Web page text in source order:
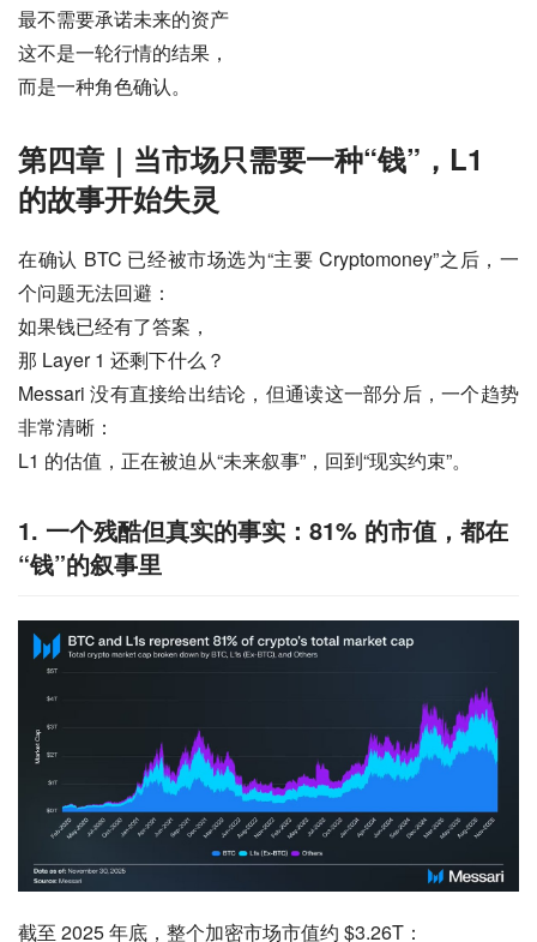
最不需要承诺未来的资产
这不是一轮行情的结果，
而是一种角色确认。
第四章｜当市场只需要一种“钱”，L1
的故事开始失灵
在确认 BTC 已经被市场选为“主要 Cryptomoney”之后，一
个问题无法回避：
如果钱已经有了答案，
那 Layer 1 还剩下什么？
Messari 没有直接给出结论，但通读这一部分后，一个趋势
非常清晰：
L1 的估值，正在被迫从“未来叙事”，回到“现实约束”。
1. 一个残酷但真实的事实：81% 的市值，都在
“钱”的叙事里
截至 2025 年底，整个加密市场市值约 $3.26T：